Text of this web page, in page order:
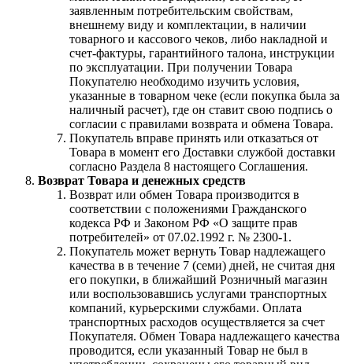
заявленным потребительским свойствам,
внешнему виду и комплектации, в наличии
товарного и кассового чеков, либо накладной и
счет-фактуры, гарантийного талона, инструкции
по эксплуатации. При получении Товара
Покупателю необходимо изучить условия,
указанные в товарном чеке (если покупка была за
наличный расчет), где он ставит свою подпись о
согласии с правилами возврата и обмена Товара.
Покупатель вправе принять или отказаться от
Товара в момент его Доставки службой доставки
согласно Раздела 8 настоящего Соглашения.
Возврат Товара и денежных средств
Возврат или обмен Товара производится в
соответствии с положениями Гражданского
кодекса РФ и Законом РФ «О защите прав
потребителей» от 07.02.1992 г. № 2300-1.
Покупатель может вернуть Товар надлежащего
качества в в течение 7 (семи) дней, не считая дня
его покупки, в ближайший Розничный магазин
или воспользовавшись услугами транспортных
компаний, курьерскими службами. Оплата
транспортных расходов осуществляется за счет
Покупателя. Обмен Товара надлежащего качества
проводится, если указанный Товар не был в